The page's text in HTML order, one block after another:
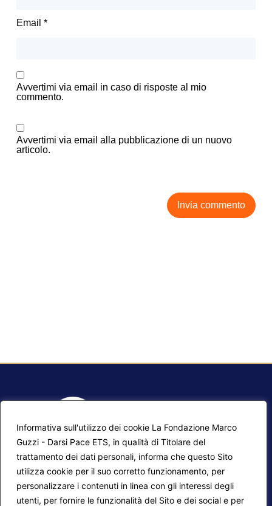
Informativa sull'utilizzo dei cookie La Fondazione Marco
Guzzi - Darsi Pace ETS, in qualità di Titolare del
trattamento dei dati personali, informa che questo Sito
utilizza cookie per il suo corretto funzionamento, per
personalizzare i contenuti in linea con gli interessi degli
utenti, per fornire le funzionalità del Sito e dei social e per
Email *
Avvertimi via email in caso di risposte al mio
commento.
Avvertimi via email alla pubblicazione di un nuovo
articolo.
Mappa del sito Calendario corsi